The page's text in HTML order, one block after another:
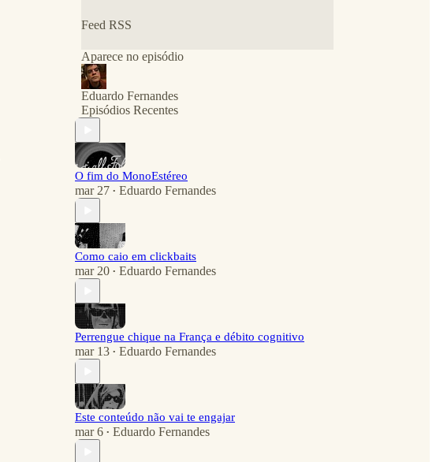
Feed RSS
Aparece no episódio
Eduardo Fernandes
Episódios Recentes
O fim do MonoEstéreo
mar 27 • Eduardo Fernandes
Como caio em clickbaits
mar 20 • Eduardo Fernandes
Perrengue chique na França e débito cognitivo
mar 13 • Eduardo Fernandes
Este conteúdo não vai te engajar
mar 6 • Eduardo Fernandes